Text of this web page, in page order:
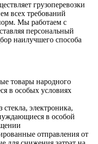
грузоперевозки
всех требований
Мы работаем с
персональный
наилучшего способа
товары народного
в особых условиях
электроника,
в особой
отправления от